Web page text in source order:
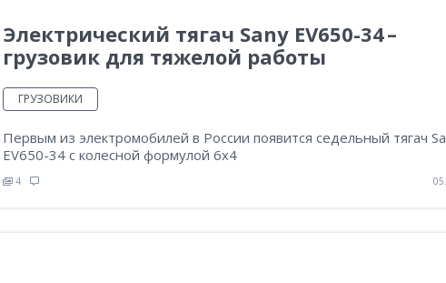
Электрический тягач Sany EV650-34 –
грузовик для тяжелой работы
ГРУЗОВИКИ
Первым из электромобилей в России появится седельный тягач
EV650-34 с колесной формулой 6х4
4